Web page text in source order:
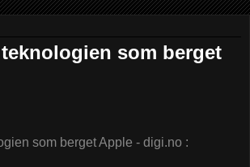
som berget
som berget Apple - digi.no :